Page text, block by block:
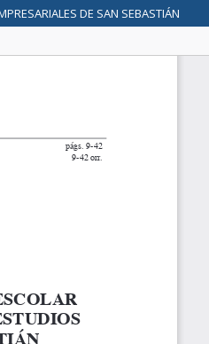
DE SAN SEBASTIÁN